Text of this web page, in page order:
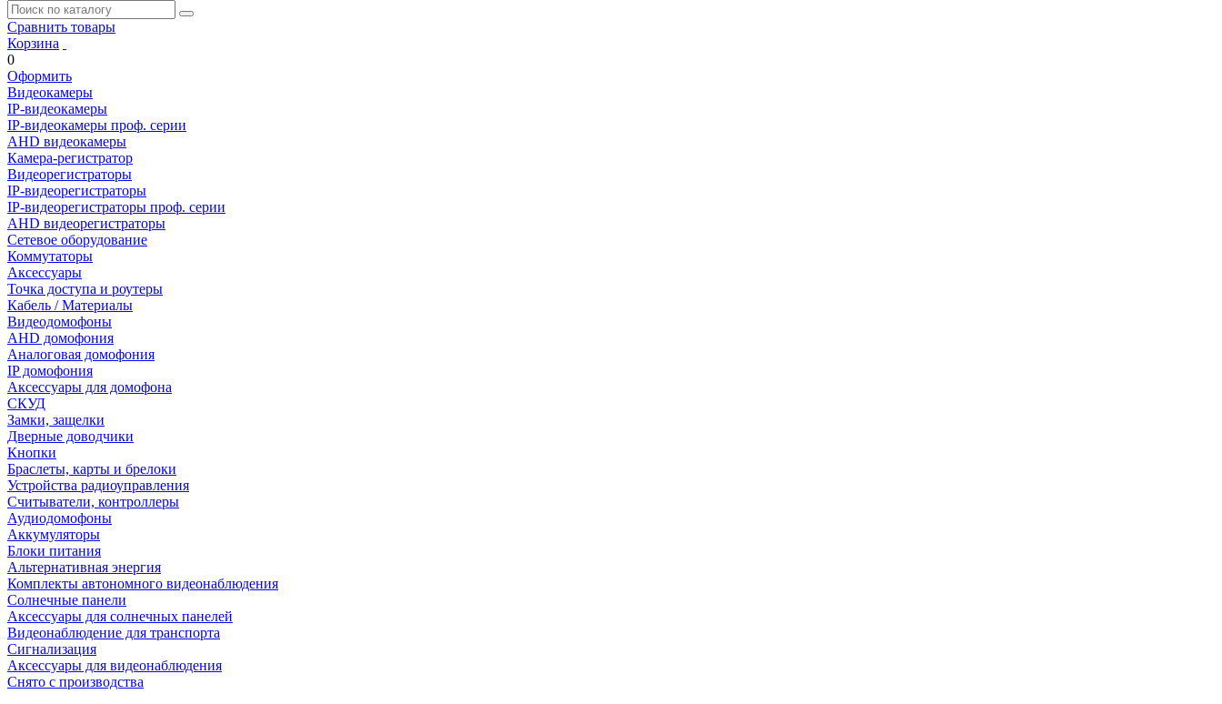
Сравнить товары
Корзина
0
Оформить
Видеокамеры
IP-видеокамеры
IP-видеокамеры проф. серии
AHD видеокамеры
Камера-регистратор
Видеорегистраторы
IP-видеорегистраторы
IP-видеорегистраторы проф. серии
AHD видеорегистраторы
Сетевое оборудование
Коммутаторы
Аксессуары
Точка доступа и роутеры
Кабель / Материалы
Видеодомофоны
AHD домофония
Аналоговая домофония
IP домофония
Аксессуары для домофона
СКУД
Замки, защелки
Дверные доводчики
Кнопки
Браслеты, карты и брелоки
Устройства радиоуправления
Считыватели, контроллеры
Аудиодомофоны
Аккумуляторы
Блоки питания
Альтернативная энергия
Комплекты автономного видеонаблюдения
Солнечные панели
Аксессуары для солнечных панелей
Видеонаблюдение для транспорта
Сигнализация
Аксессуары для видеонаблюдения
Снято с производства